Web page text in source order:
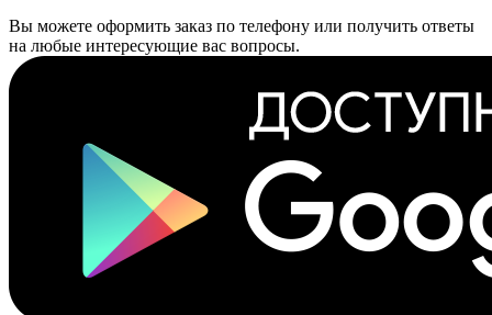
Вы можете оформить заказ по телефону или получить ответы
на любые интересующие вас вопросы.